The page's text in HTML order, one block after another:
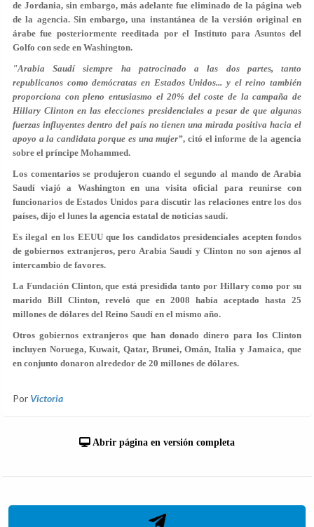
de Jordania, sin embargo, más adelante fue eliminado de la página web
de la agencia. Sin embargo, una instantánea de la versión original en
árabe fue posteriormente reeditada por el Instituto para Asuntos del
Golfo con sede en Washington.
"Arabia Saudí siempre ha patrocinado a las dos partes, tanto
republicanos como demócratas en Estados Unidos... y el reino también
proporciona con pleno entusiasmo el 20% del coste de la campaña de
Hillary Clinton en las elecciones presidenciales a pesar de que algunas
fuerzas influyentes dentro del país no tienen una mirada positiva hacia el
apoyo a la candidata porque es una mujer”, citó el informe de la agencia
sobre el príncipe Mohammed.
Los comentarios se produjeron cuando el segundo al mando de Arabia
Saudí viajó a Washington en una visita oficial para reunirse con
funcionarios de Estados Unidos para discutir las relaciones entre los dos
países, dijo el lunes la agencia estatal de noticias saudí.
Es ilegal en los EEUU que los candidatos presidenciales acepten fondos
de gobiernos extranjeros, pero Arabia Saudí y Clinton no son ajenos al
intercambio de favores.
La Fundación Clinton, que está presidida tanto por Hillary como por su
marido Bill Clinton, reveló que en 2008 había aceptado hasta 25
millones de dólares del Reino Saudí en el mismo año.
Otros gobiernos extranjeros que han donado dinero para los Clinton
incluyen Noruega, Kuwait, Qatar, Brunei, Omán, Italia y Jamaica, que
en conjunto donaron alrededor de 20 millones de dólares.
Por Victoria
Abrir página en versión completa